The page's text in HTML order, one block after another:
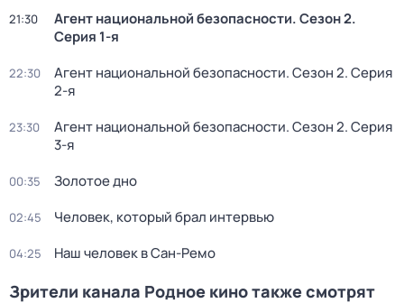
21:30 Агент национальной безопасности. Сезон 2.
Серия 1-я
22:30 Агент национальной безопасности. Сезон 2. Серия
2-я
23:30 Агент национальной безопасности. Сезон 2. Серия
3-я
00:35 Золотое дно
02:45 Человек, который брал интервью
04:25 Наш человек в Сан-Ремо
Зрители канала Родное кино также смотрят